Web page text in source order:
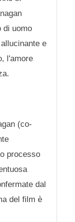
di uomo
e
l'amore
(co-
processo
dal
del film è